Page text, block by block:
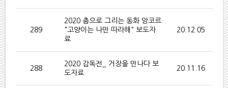
289
2020 춤으로 그리는 동화 앙코르
"고양이는 나만 따라해" 보도자
료
20.12.05
288
2020 감독전_ 거장을 만나다 보
도자료
20.11.16